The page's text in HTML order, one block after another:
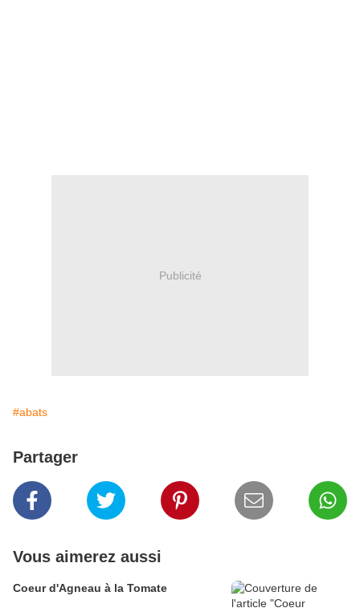
Publicité
#abats
Partager
Vous aimerez aussi
Coeur d'Agneau à la Tomate